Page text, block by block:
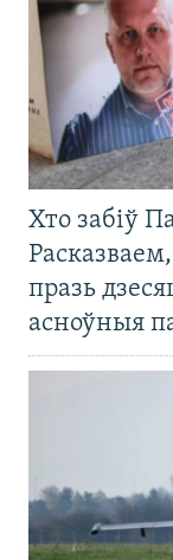
Хто забіў
празь
асноўныя